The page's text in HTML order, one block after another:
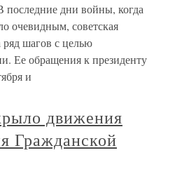
дни войны, когда
очевидным, советская
шагов с целью
Ее обращения к президенту
и
движения
Гражданской